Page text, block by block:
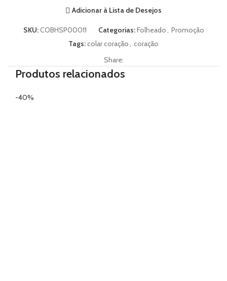
Adicionar à Lista de Desejos
SKU:COBHSP00011 Categorias:Folheado
Promoção
Tags:colar coração
coração
Share:
Produtos relacionados
-40%